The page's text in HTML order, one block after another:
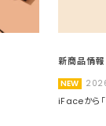
新商品情報
NEW
iFaceから